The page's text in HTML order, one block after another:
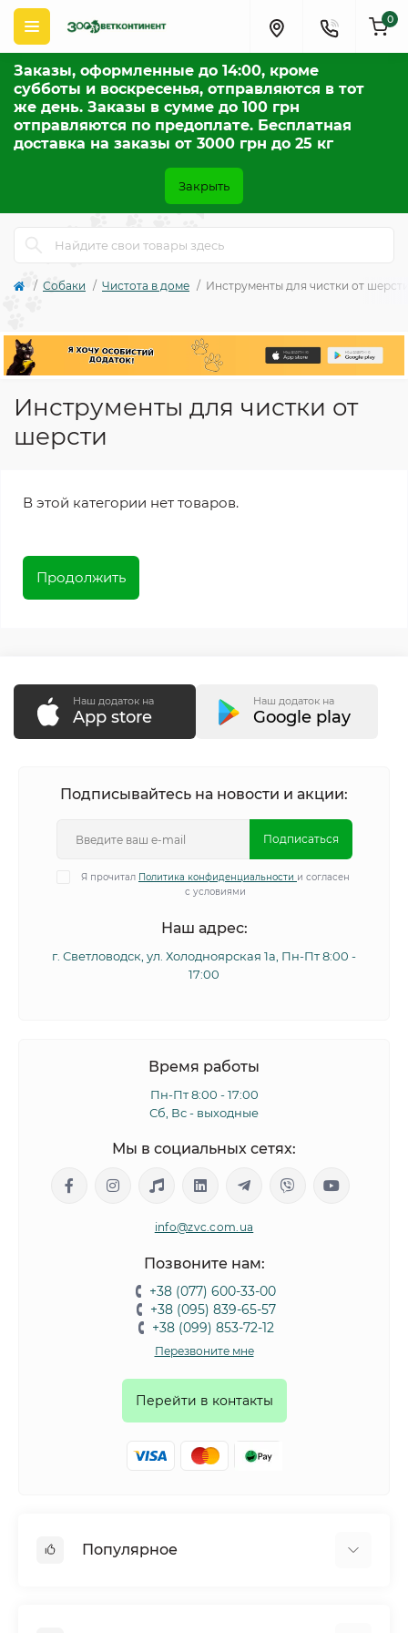
Заказы, оформленные до 14:00, кроме
субботы и воскресенья, отправляются в тот
же день. Заказы в сумме до 100 грн
отправляются по предоплате. Бесплатная
доставка на заказы от 3000 грн до 25 кг
Закрыть
0
Собаки Чистота в доме Инструменты для чистки от
Инструменты для чистки от
шерсти
В этой категории нет товаров.
Продолжить
Наш додаток на
App store
Наш додаток на
Google play
Подписывайтесь на новости и акции:
Подписаться
Я прочитал Политика конфиденциальности и согласен
с условиями
Наш адрес:
г. Светловодск, ул. Холодноярская 1а, Пн-Пт 8:00 -
17:00
Время работы
Пн-Пт 8:00 - 17:00
Сб, Вс - выходные
Мы в социальных сетях:
info@zvc.com.ua
Позвоните нам:
+38 (077) 600-33-00
+38 (095) 839-65-57
+38 (099) 853-72-12
Перезвоните мне
Перейти в контакты
Популярное